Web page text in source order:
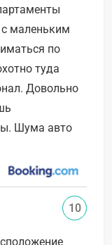
с маленьким
по
туда
Довольно
Шума авто
10